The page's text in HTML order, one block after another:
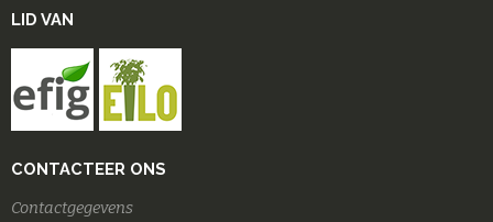
LID VAN
CONTACTEER ONS
Contactgegevens